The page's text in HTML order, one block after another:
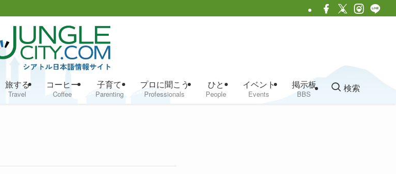
旅する
Travel
コーヒー
Coffee
子育て
Parenting
プロに聞こう
Professionals
ひと
People
イベント
Events
掲示板
BBS
検索